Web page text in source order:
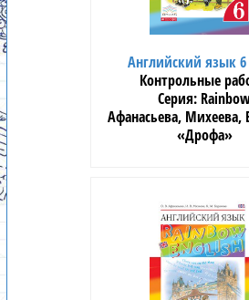
Английский язык 6
Контрольные
Афанасьева, Михеева,
«Дрофа»